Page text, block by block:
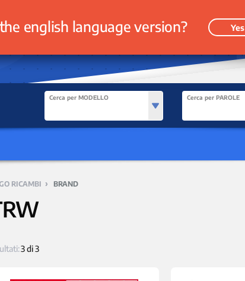
Cerca per MODELLO Cerca per PAROLE
RICAMBI › BRAND
3 di 3
english language version? Yes